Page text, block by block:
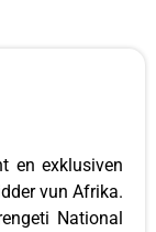
en exklusiven
vun Afrika.
National